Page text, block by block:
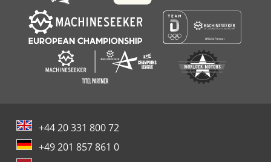
+44 20 331 800 72
+49 201 857 861 0